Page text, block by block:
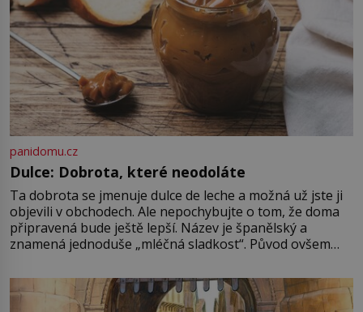
panidomu.cz
Dulce: Dobrota, které neodoláte
Ta dobrota se jmenuje dulce de leche a možná už jste ji
objevili v obchodech. Ale nepochybujte o tom, že doma
připravená bude ještě lepší. Název je španělský a
znamená jednoduše „mléčná sladkost“. Původ ovšem
pře hned několik latinskoamerických zemí a k tomu
Francie, kde se traduje,